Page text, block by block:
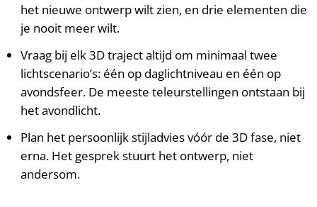
het nieuwe ontwerp wilt zien, en drie elementen die
je nooit meer wilt.
Vraag bij elk 3D traject altijd om minimaal twee
lichtscenario’s: één op daglichtniveau en één op
avondsfeer. De meeste teleurstellingen ontstaan bij
het avondlicht.
Plan het persoonlijk stijladvies vóór de 3D fase, niet
erna. Het gesprek stuurt het ontwerp, niet
andersom.